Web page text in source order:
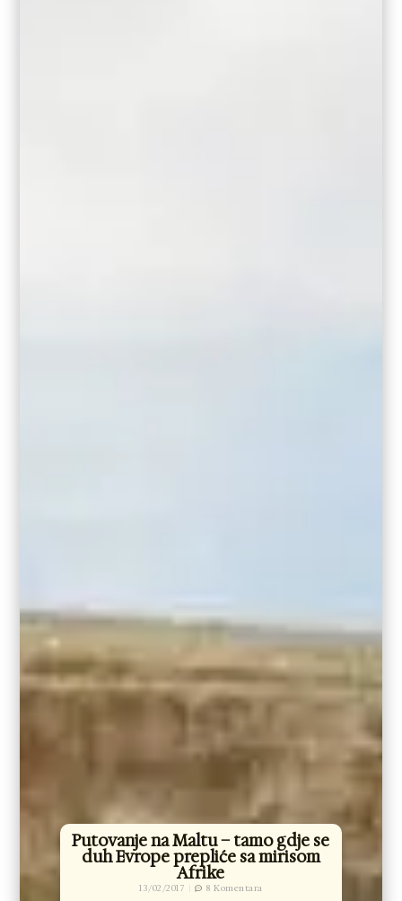
Putovanje na Maltu – tamo gdje se
duh Evrope prepliće sa mirisom
Afrike
13/02/2017 8 Komentara